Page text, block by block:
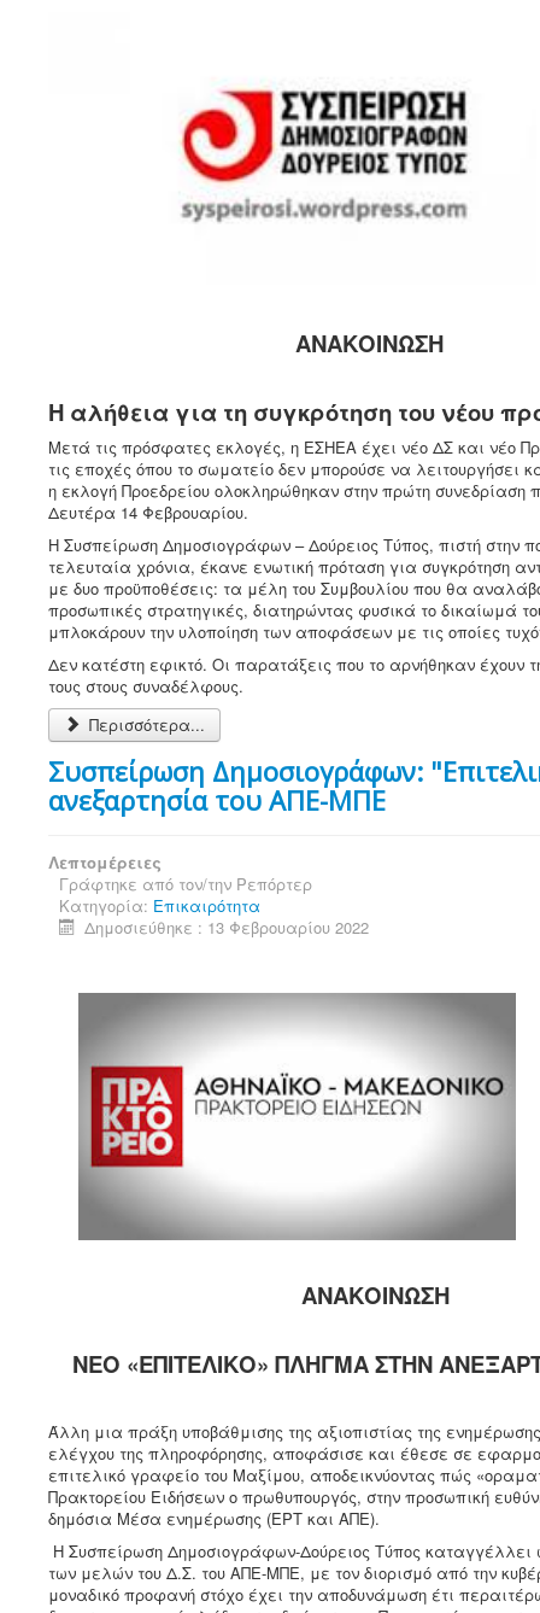
ΑΝΑΚΟΙΝΩΣΗ
Η αλήθεια για τη συγκρότηση του νέου
Μετά τις πρόσφατες εκλογές, η ΕΣΗΕΑ έχει νέο ΔΣ και νέο
τις εποχές όπου το σωματείο δεν μπορούσε να λειτουργήσει
η εκλογή Προεδρείου ολοκληρώθηκαν στην πρώτη συνεδρίαση
Δευτέρα 14 Φεβρουαρίου.
Η Συσπείρωση Δημοσιογράφων – Δούρειος Τύπος, πιστή στην
τελευταία χρόνια, έκανε ενωτική πρόταση για συγκρότηση
με δυο προϋποθέσεις: τα μέλη του Συμβουλίου που θα
προσωπικές στρατηγικές, διατηρώντας φυσικά το δικαίωμά
μπλοκάρουν την υλοποίηση των αποφάσεων με τις οποίες
Δεν κατέστη εφικτό. Οι παρατάξεις που το αρνήθηκαν έχουν
τους στους συναδέλφους.
Περισσότερα...
Συσπείρωση Δημοσιογράφων:
ανεξαρτησία του ΑΠΕ-ΜΠΕ
Λεπτομέρειες
Γράφτηκε από τον/την Ρεπόρτερ
Κατηγορία: Επικαιρότητα
Δημοσιεύθηκε : 13 Φεβρουαρίου 2022
ΑΝΑΚΟΙΝΩΣΗ
ΝΕΟ «ΕΠΙΤΕΛΙΚΟ» ΠΛΗΓΜΑ ΣΤΗΝ
Άλλη μια πράξη υποβάθμισης της αξιοπιστίας της
ελέγχου της πληροφόρησης, αποφάσισε και έθεσε σε
επιτελικό γραφείο του Μαξίμου, αποδεικνύοντας πώς
Πρακτορείου Ειδήσεων ο πρωθυπουργός, στην προσωπική
δημόσια Μέσα ενημέρωσης (ΕΡΤ και ΑΠΕ).
Η Συσπείρωση Δημοσιογράφων-Δούρειος Τύπος
των μελών του Δ.Σ. του ΑΠΕ-ΜΠΕ, με τον διορισμό από την
μοναδικό προφανή στόχο έχει την αποδυνάμωση έτι